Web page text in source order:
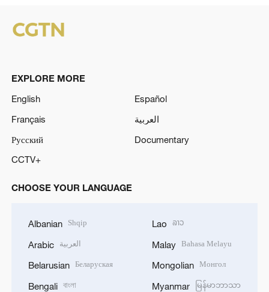
EXPLORE MORE
English
Español
Français
العربية
Русский
Documentary
CCTV+
CHOOSE YOUR LANGUAGE
Albanian Shqip
Arabic العربية
Belarusian Беларуская
Bengali বাংলা
Lao ລາວ
Malay Bahasa Melayu
Mongolian Монгол
Myanmar မြန်မာဘာသာ